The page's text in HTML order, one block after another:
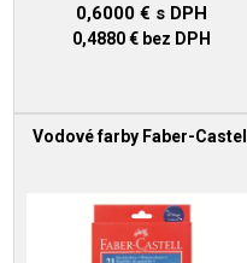
0,6000 € s DPH
0,4880 € bez DPH
Vodové farby Faber-Castell